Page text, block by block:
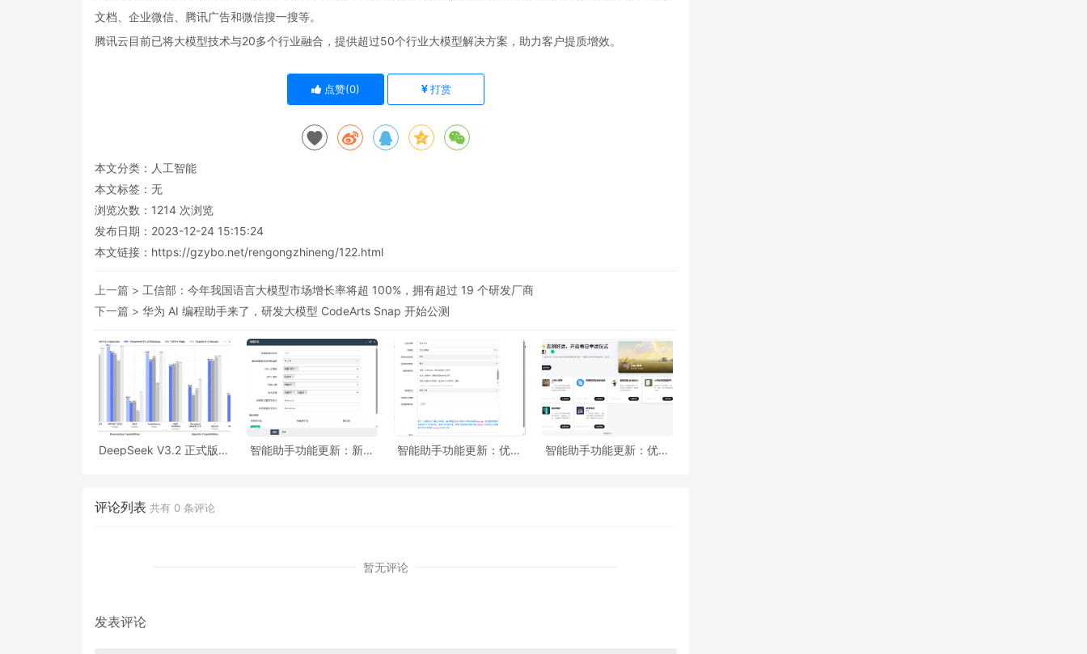
文档、企业微信、腾讯广告和微信搜一搜等。
腾讯云目前已将大模型技术与20多个行业融合，提供超过50个行业大模型解决方案，助力客户提质增效。
点赞(0) 打赏
本文分类： 人工智能
本文标签：无
浏览次数： 1214 次浏览
发布日期：2023-12-24 15:15:24
本文链接： https://gzybo.net/rengongzhineng/122.html
上一篇 > 工信部：今年我国语言大模型市场增长率将超 100%，拥有超过 19 个研发厂商
下一篇 > 华为 AI 编程助手来了，研发大模型 CodeArts Snap 开始公测
DeepSeek V3.2 正式版：
智能助手功能更新：新增
智能助手功能更新：优化
智能助手功能更新：优化
评论列表 共有 0 条评论
暂无评论
发表评论